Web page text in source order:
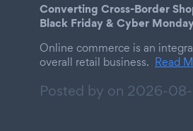
Converting Cross-Border
Black Friday & Cyber Monday
Online commerce is an
overall retail business. Read
Posted by on 2026-